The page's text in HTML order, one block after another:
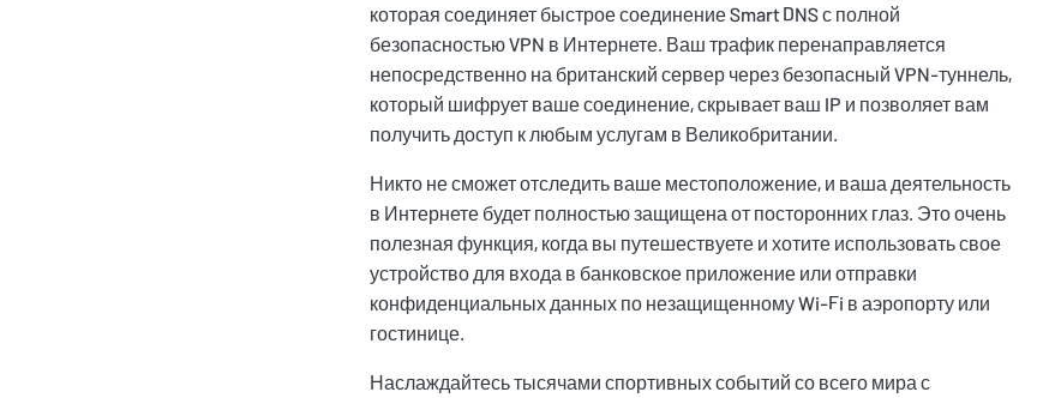
которая соединяет быстрое соединение Smart DNS с полной
безопасностью VPN в Интернете. Ваш трафик перенаправляется
непосредственно на британский сервер через безопасный VPN-туннель,
который шифрует ваше соединение, скрывает ваш IP и позволяет вам
получить доступ к любым услугам в Великобритании.
Никто не сможет отследить ваше местоположение, и ваша деятельность
в Интернете будет полностью защищена от посторонних глаз. Это очень
полезная функция, когда вы путешествуете и хотите использовать свое
устройство для входа в банковское приложение или отправки
конфиденциальных данных по незащищенному Wi-Fi в аэропорту или
гостинице.
Наслаждайтесь тысячами спортивных событий со всего мира с